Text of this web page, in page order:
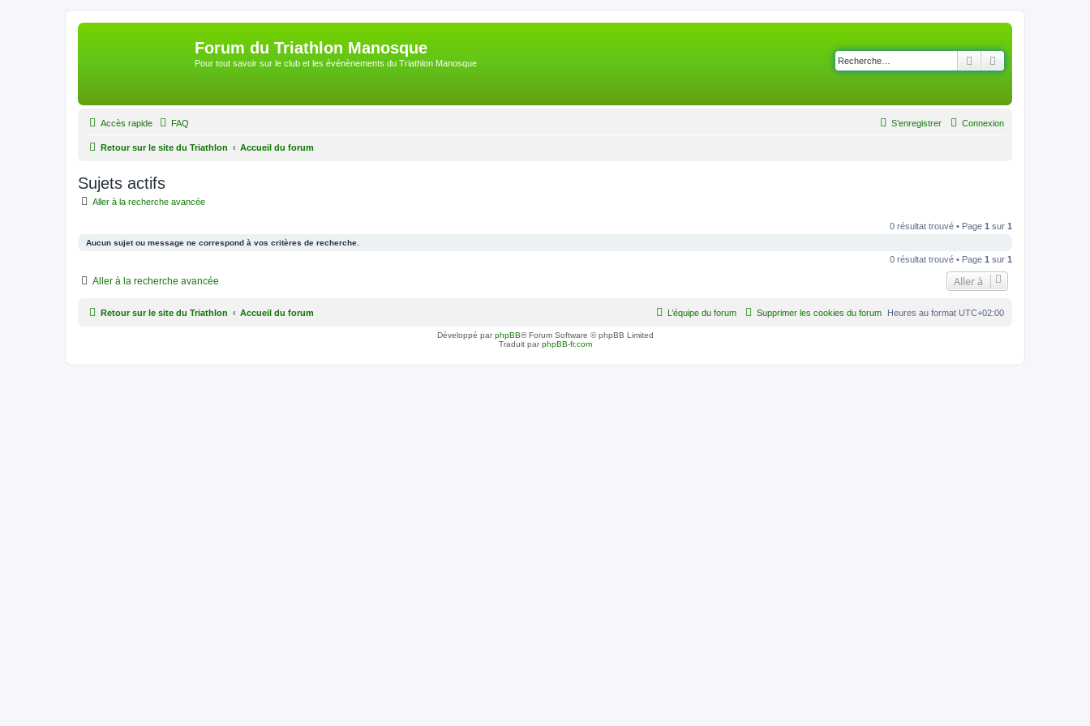
Forum du Triathlon Manosque
Pour tout savoir sur le club et les événènements du Triathlon Manosque Rechercher
Accès rapide FAQ Connexion
S’enregistrer
Retour sur le site du Triathlon Accueil du forum
Sujets actifs
Aller à la recherche avancée
0 résultat trouvé • Page 1 sur 1
Aucun sujet ou message ne correspond à vos critères de recherche.
0 résultat trouvé • Page 1 sur 1
Aller à la recherche avancée Aller à
Retour sur le site du Triathlon Accueil du forum Heures au format UTC+02:00
Supprimer les cookies du forum
L’équipe du forum
Développé parphpBB® Forum Software © phpBB Limited
Traduit parphpBB-fr.com